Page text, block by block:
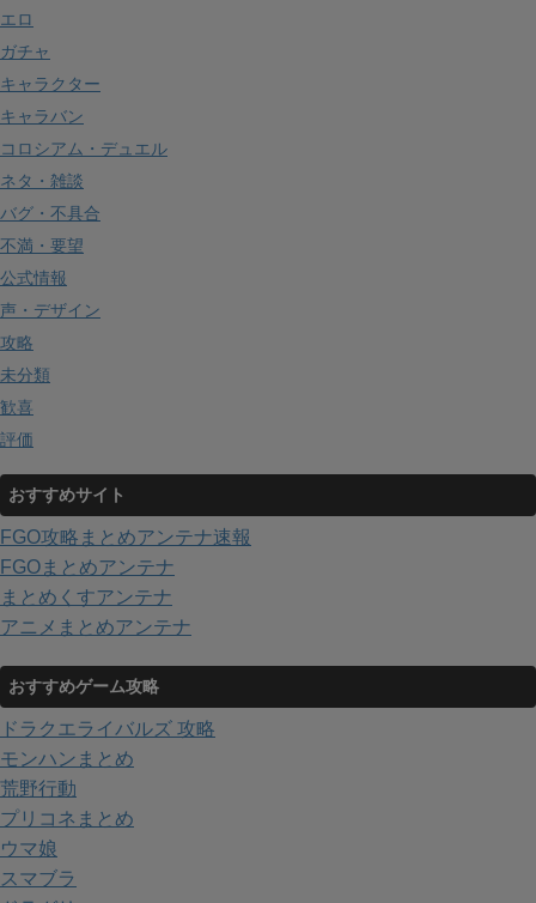
エロ
ガチャ
キャラクター
キャラバン
コロシアム・デュエル
ネタ・雑談
バグ・不具合
不満・要望
公式情報
声・デザイン
攻略
未分類
歓喜
評価
おすすめサイト
FGO攻略まとめアンテナ速報
FGOまとめアンテナ
まとめくすアンテナ
アニメまとめアンテナ
おすすめゲーム攻略
ドラクエライバルズ 攻略
モンハンまとめ
荒野行動
プリコネまとめ
ウマ娘
スマブラ